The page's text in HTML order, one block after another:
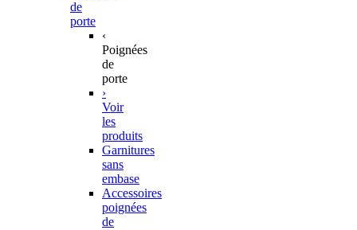
de
porte
‹
Poignées
de
porte
›
Voir
les
produits
Garnitures
sans
embase
Accessoires
poignées
de